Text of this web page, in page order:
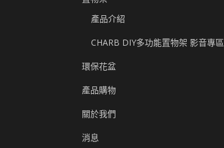
產品介紹
CHARB DIY多功能置物架 影音專區
環保花盆
產品購物
關於我們
消息